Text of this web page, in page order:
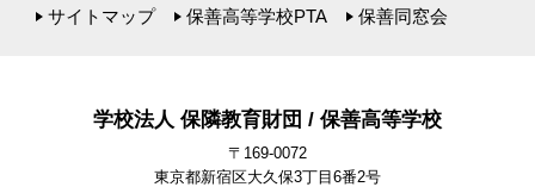
サイトマップ
保善高等学校PTA 保善同窓会
学校法人 保隣教育財団 / 保善高等学校
〒169-0072
東京都新宿区大久保3丁目6番2号